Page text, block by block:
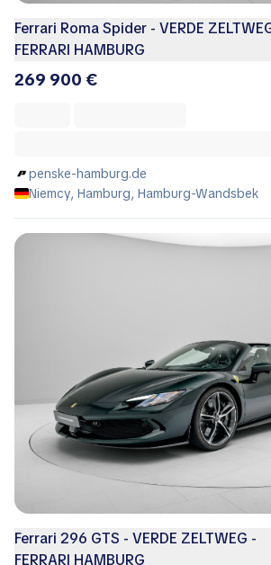
Ferrari Roma Spider - VERDE
FERRARI HAMBURG
269 900 €
penske-hamburg.de
Niemcy, Hamburg, Hamburg-Wandsbek
Ferrari 296 GTS - VERDE ZELTWEG -
FERRARI HAMBURG